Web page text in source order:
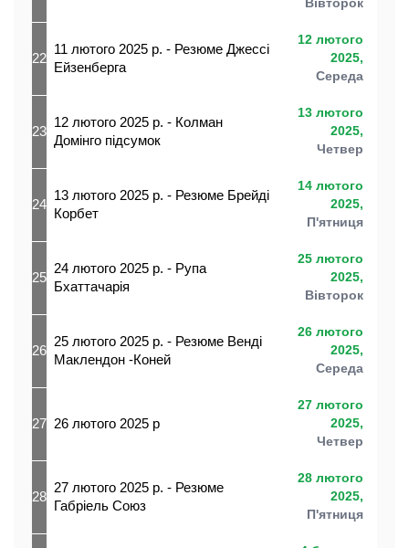
Вівторок
22
11 лютого 2025 р. - Резюме Джессі
Ейзенберга
12 лютого
2025,
Середа
23
12 лютого 2025 р. - Колман
Домінго підсумок
13 лютого
2025,
Четвер
24
13 лютого 2025 р. - Резюме Брейді
Корбет
14 лютого
2025,
П'ятниця
25
24 лютого 2025 р. - Рупа
Бхаттачарія
25 лютого
2025,
Вівторок
26
25 лютого 2025 р. - Резюме Венді
Маклендон -Коней
26 лютого
2025,
Середа
27 26 лютого 2025 р
27 лютого
2025,
Четвер
28
27 лютого 2025 р. - Резюме
Габріель Союз
28 лютого
2025,
П'ятниця